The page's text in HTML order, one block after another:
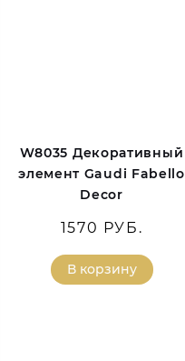
W8035 Декоративный
элемент Gaudi Fabello
Decor
1570 РУБ.
В корзину